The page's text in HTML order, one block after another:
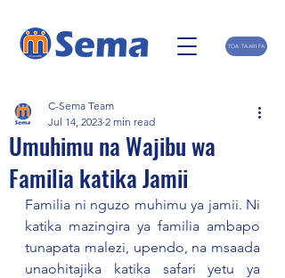
TOA TAARIFA
Umuhimu na Wajibu wa
Familia katika Jamii
C-Sema Team
Jul 14, 2023 2 min read
Familia ni nguzo muhimu ya jamii. Ni
katika mazingira ya familia ambapo
tunapata malezi, upendo, na msaada
unaohitajika katika safari yetu ya